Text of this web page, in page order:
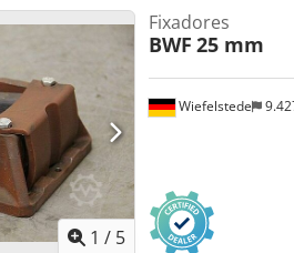
garantir a sua exatidão.
que verifique todos os
1 / 5
Wiefelstede
Fixadores
BWF 25 mm